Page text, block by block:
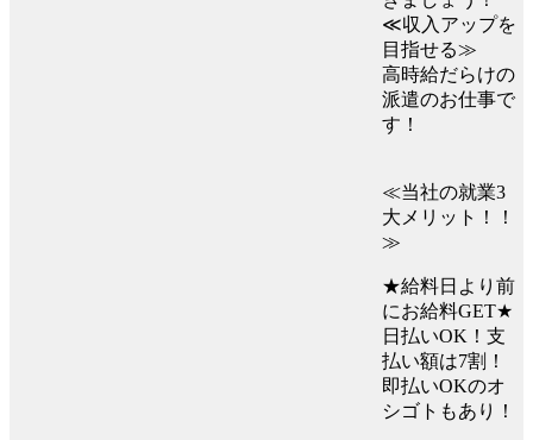
≪収入アップを
目指せる≫
高時給だらけの
派遣のお仕事で
す！
≪当社の就業3
大メリット！！
≫
★給料日より前
にお給料GET★
日払いOK！支
払い額は7割！
即払いOKのオ
シゴトもあり！